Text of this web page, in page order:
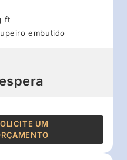
ft
embutido
UM